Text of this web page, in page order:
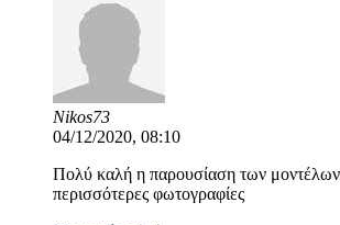
Nikos73
04/12/2020, 08:10
Πολύ καλή η παρουσίαση των
περισσότερες φωτογραφίες